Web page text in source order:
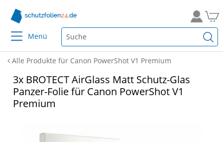
Menü
Alle Produkte für Canon PowerShot V1 Premium
3x BROTECT AirGlass Matt Schutz-Glas
Panzer-Folie für Canon PowerShot V1
Premium